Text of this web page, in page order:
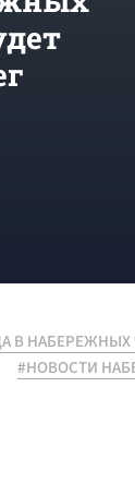
В НАБЕРЕЖНЫХ
#НОВОСТИ